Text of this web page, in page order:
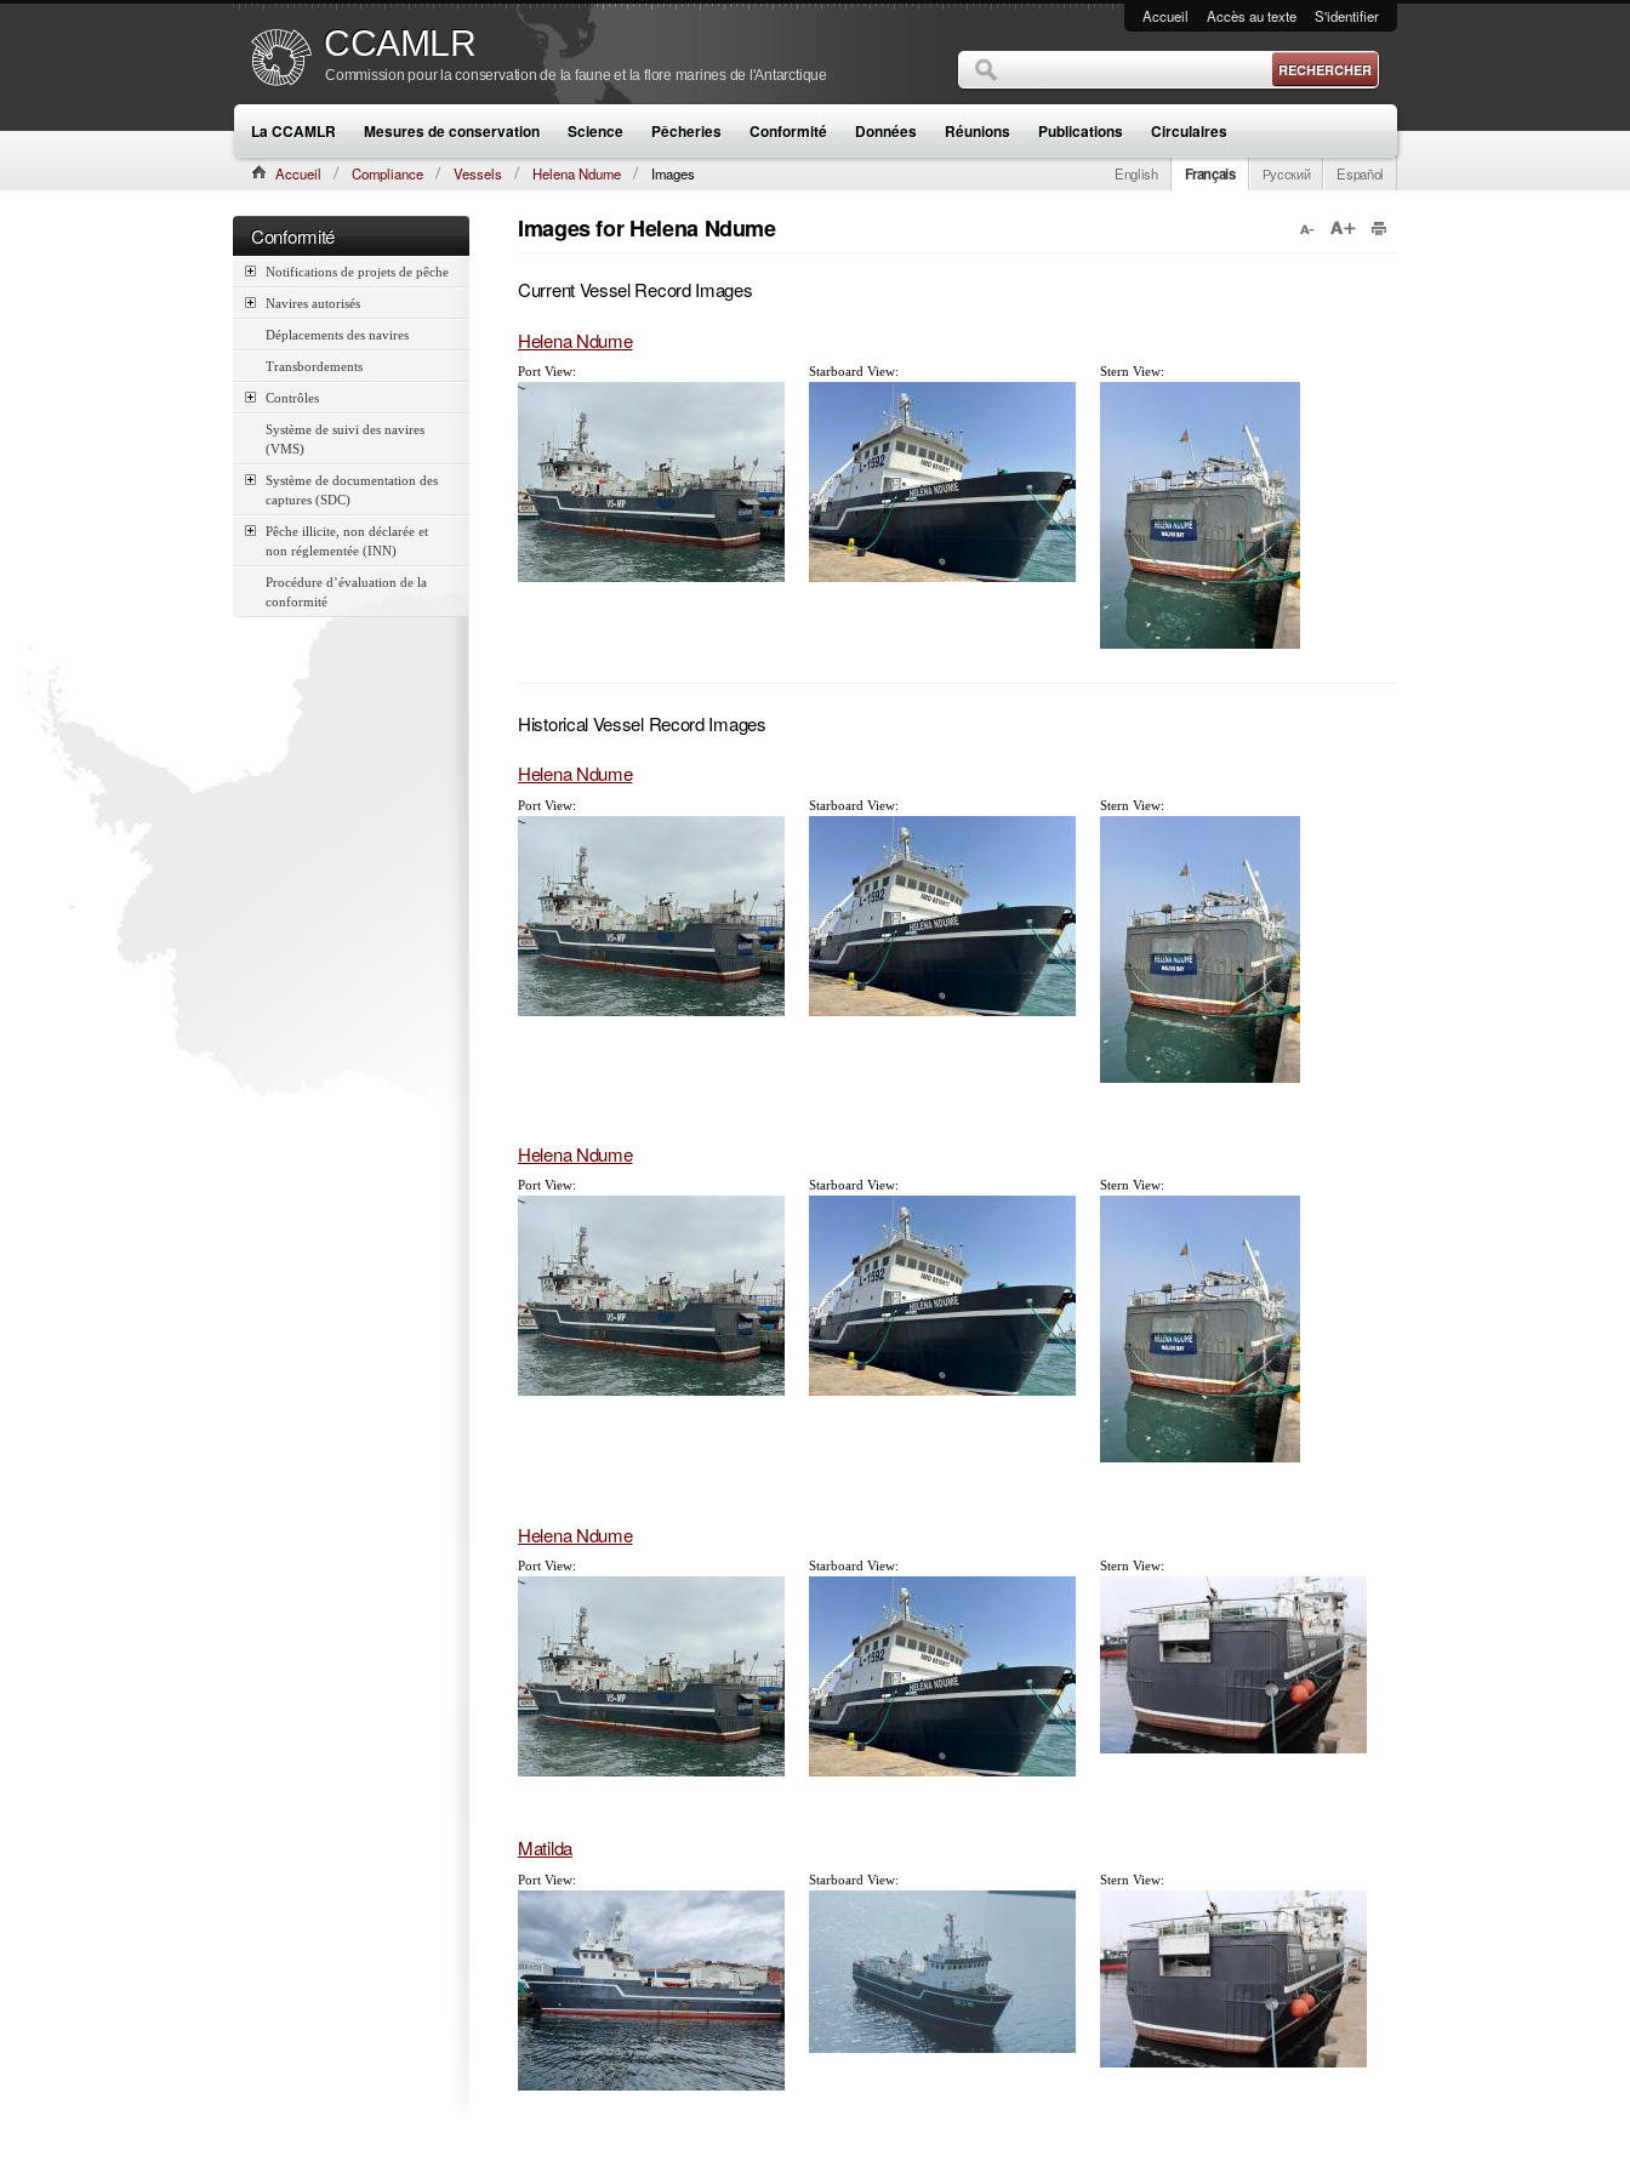
CCAMLR
Commission pour la conservation de la faune et la flore marines de l'Antarctique
Accueil Accès au texte S'identifier
Formulaire de recherche
Rechercher
La CCAMLR Mesures de conservation Science Pêcheries Conformité Données Réunions Publications Circulaires
English Français Русский Español
Accueil Compliance Vessels Helena Ndume Images
Conformité
Notifications de projets de pêche
Navires autorisés
Déplacements des navires
Transbordements
Contrôles
Système de suivi des navires
(VMS)
Système de documentation des
captures (SDC)
Pêche illicite, non déclarée et
non réglementée (INN)
Procédure d’évaluation de la
conformité
Images for Helena Ndume
Current Vessel Record Images
Helena Ndume
Port View: Starboard View: Stern View:
Historical Vessel Record Images
Helena Ndume
Port View: Starboard View: Stern View:
Helena Ndume
Port View: Starboard View: Stern View:
Helena Ndume
Port View: Starboard View: Stern View:
Matilda
Port View: Starboard View: Stern View: